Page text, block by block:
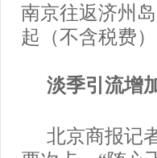
南京往返济州
起（不含税费）
淡季引流增
北京商报记